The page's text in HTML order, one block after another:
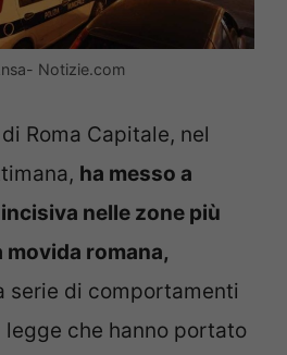
Notizie.com
Roma Capitale, nel
ha messo a
nelle zone più
romana,
serie di comportamenti
che hanno portato